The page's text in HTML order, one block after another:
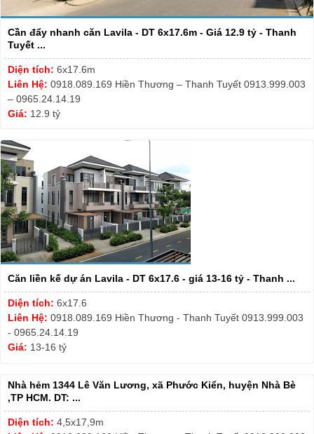
Cần đẩy nhanh căn Lavila - DT 6x17.6m - Giá 12.9 tỷ - Thanh
Tuyết ...
Diện tích: 6x17.6m
Liên Hệ: 0918.089.169 Hiền Thương – Thanh Tuyết 0913.999.003
– 0965.24.14.19
Giá: 12.9 tỷ
Căn liền kế dự án Lavila - DT 6x17.6 - giá 13-16 tỷ - Thanh ...
Diện tích: 6x17.6
Liên Hệ: 0918.089.169 Hiền Thương - Thanh Tuyết 0913.999.003
- 0965.24.14.19
Giá: 13-16 tỷ
Nhà hẻm 1344 Lê Văn Lương, xã Phước Kiển, huyện Nhà Bè
,TP HCM. DT: ...
Diện tích: 4,5x17,9m